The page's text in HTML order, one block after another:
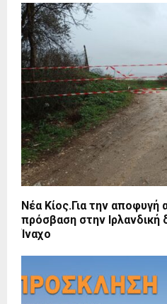
Νέα Κίος.Για την αποφυγή
πρόσβαση στην Ιρλανδική
Ίναχο